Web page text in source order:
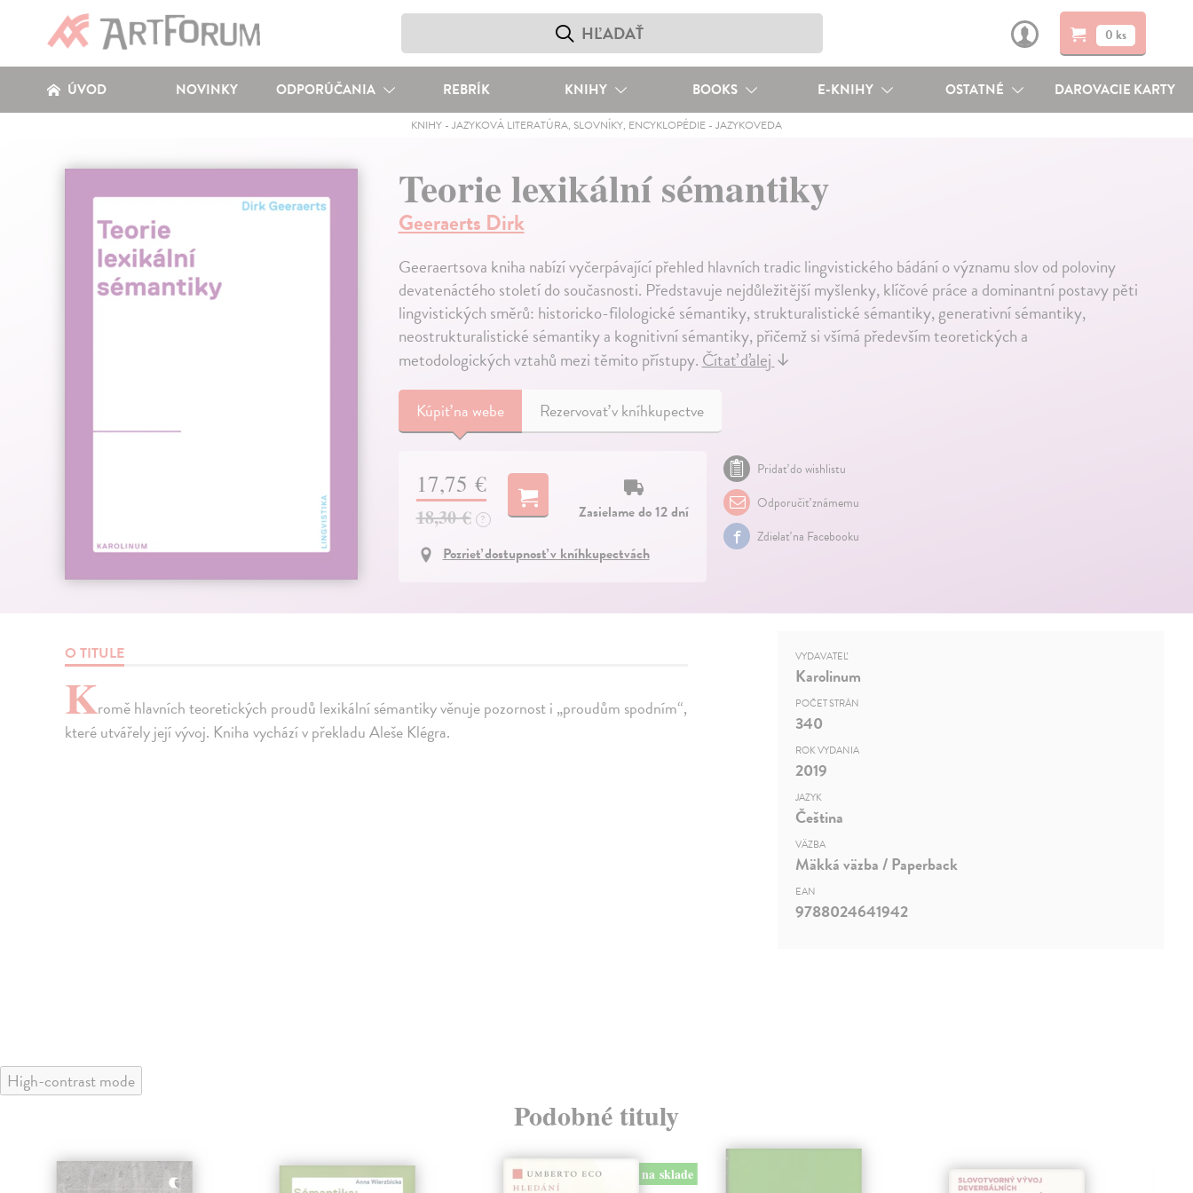
0 ks
ÚVOD NOVINKY ODPORÚČANIA REBRÍK KNIHY BOOKS E-KNIHY OSTATNÉ DAROVACIE KARTY
KNIHY- JAZYKOVÁ LITERATÚRA, SLOVNÍKY, ENCYKLOPÉDIE- JAZYKOVEDA
Teorie lexikální sémantiky
Geeraerts Dirk
Geeraertsova kniha nabízí vyčerpávající přehled hlavních tradic lingvistického bádání o významu slov od poloviny
devatenáctého století do současnosti. Představuje nejdůležitější myšlenky, klíčové práce a dominantní postavy pěti
lingvistických směrů: historicko-filologické sémantiky, strukturalistické sémantiky, generativní sémantiky,
neostrukturalistické sémantiky a kognitivní sémantiky, přičemž si všímá především teoretických a
metodologických vztahů mezi těmito přístupy.Čítať ďalej↓
Kúpiťna webe Rezervovať v kníhkupectve
17,75 €
18,30 € ?
Zasielame do 12 dní
Pozrieť dostupnosť v kníhkupectvách
Pridať do wishlistu
Odporučiť známemu
Zdielať na Facebooku
O TITULE
Kromě hlavních teoretických proudů lexikální sémantiky věnuje pozornost i „proudům spodním“,
které utvářely její vývoj. Kniha vychází v překladu Aleše Klégra.
VYDAVATEĽ
Karolinum
POČET STRÁN
340
ROK VYDANIA
2019
JAZYK
Čeština
VÄZBA
Mäkká väzba / Paperback
EAN
9788024641942
High-contrast mode
Podobné tituly
na sklade